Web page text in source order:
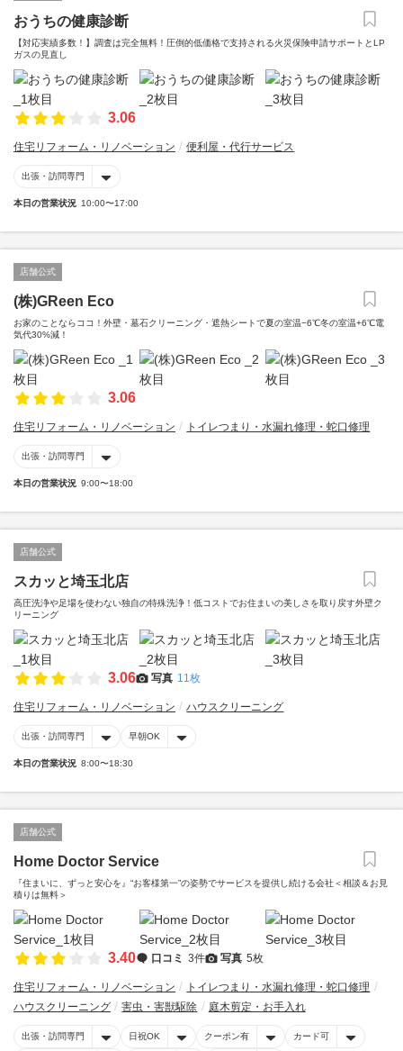
おうちの健康診断
【対応実績多数！】調査は完全無料！圧倒的低価格で支持される火災保険申請サポートとLP
ガスの見直し
3.06
住宅リフォーム・リノベーション 便利屋・代行サービス
出張・訪問専門
本日の営業状況 10:00〜17:00
店舗公式
(株)GReen Eco
お家のことならココ！外壁・墓石クリーニング・遮熱シートで夏の室温−6℃冬の室温+6℃電
気代30%減！
3.06
住宅リフォーム・リノベーション トイレつまり・水漏れ修理・蛇口修理
出張・訪問専門
本日の営業状況 9:00〜18:00
店舗公式
スカッと埼玉北店
高圧洗浄や足場を使わない独自の特殊洗浄！低コストでお住まいの美しさを取り戻す外壁ク
リーニング
3.06 写真 11枚
住宅リフォーム・リノベーション ハウスクリーニング
出張・訪問専門 早朝OK
本日の営業状況 8:00〜18:30
店舗公式
Home Doctor Service
『住まいに、ずっと安心を』“お客様第一”の姿勢でサービスを提供し続ける会社＜相談＆お見
積りは無料＞
3.40 口コミ 3件 写真 5枚
住宅リフォーム・リノベーション
トイレつまり・水漏れ修理・蛇口修理
ハウスクリーニング
害虫・害獣駆除 庭木剪定・お手入れ
出張・訪問専門 日祝OK クーポン有 カード可